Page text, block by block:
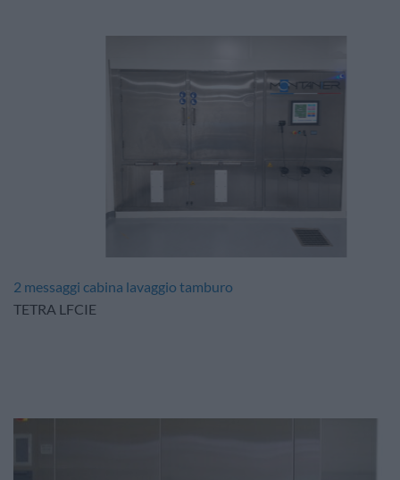
2 messaggi cabina lavaggio tamburo
TETRA LFCIE